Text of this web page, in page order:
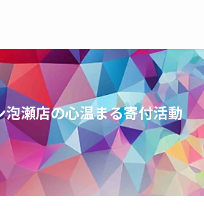
瀬店の心温まる寄付活動